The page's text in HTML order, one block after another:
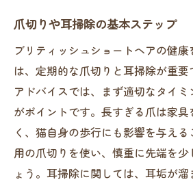
爪切りや耳掃除の基本ステップ
ブリティッシュショートヘアの健
は、定期的な爪切りと耳掃除が重
アドバイスでは、まず適切なタイ
がポイントです。長すぎる爪は家
く、猫自身の歩行にも影響を与え
用の爪切りを使い、慎重に先端を
ょう。耳掃除に関しては、耳垢が